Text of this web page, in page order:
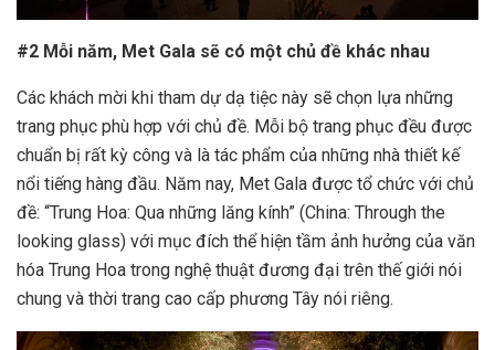
#2 Mỗi năm, Met Gala sẽ có một chủ đề khác nhau
Các khách mời khi tham dự dạ tiệc này sẽ chọn lựa những
trang phục phù hợp với chủ đề. Mỗi bộ trang phục đều được
chuẩn bị rất kỳ công và là tác phẩm của những nhà thiết kế
nổi tiếng hàng đầu. Năm nay, Met Gala được tổ chức với chủ
đề: “Trung Hoa: Qua những lăng kính” (China: Through the
looking glass) với mục đích thể hiện tầm ảnh hưởng của văn
hóa Trung Hoa trong nghệ thuật đương đại trên thế giới nói
chung và thời trang cao cấp phương Tây nói riêng.